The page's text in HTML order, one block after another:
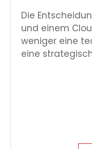
Die
und einem
weniger eine
eine